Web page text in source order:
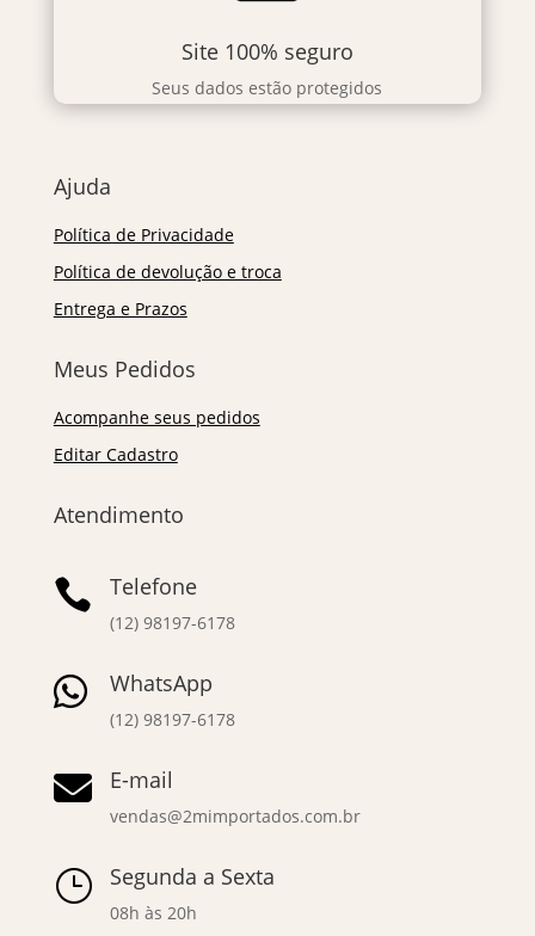
Site 100% seguro
Seus dados estão protegidos
Ajuda
Política de Privacidade
Política de devolução e troca
Entrega e Prazos
Meus Pedidos
Acompanhe seus pedidos
Editar Cadastro
Atendimento
 Telefone
(12) 98197-6178
 WhatsApp
(12) 98197-6178
 E-mail
vendas@2mimportados.com.br
} Segunda a Sexta
08h às 20h